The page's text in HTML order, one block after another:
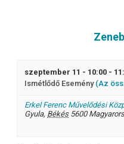
szeptember 11 - 10:00 -
Ismétlődő Esemény (Az
Erkel Ferenc Művelődési
Gyula, Békés 5600